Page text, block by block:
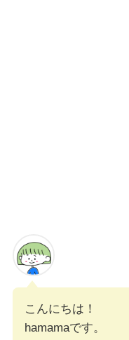
こんにちは！
hamamaです。